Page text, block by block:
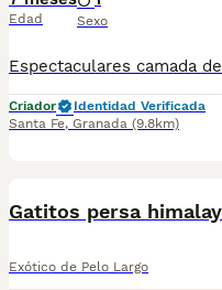
Edad Sexo
Criador
Identidad Verificada
Santa Fe, Granada (9.8km)
Gatitos persa
Exótico de Pelo Largo